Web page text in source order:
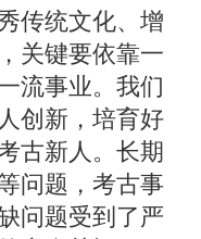
统文化、增
关键要依靠一
流事业。我们
创新，培育好
古新人。长期
问题，考古事
问题受到了严